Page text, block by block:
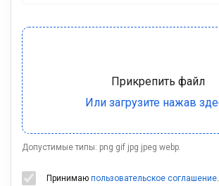
Допустимые типы: png gif jpg jpeg webp.
Принимаю пользовательское соглашение.